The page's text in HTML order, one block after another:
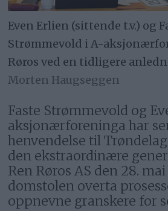
Even Erlien (sittende t.v.) og
Strømmevold i A-
Røros ved en tidligere
Morten Haugseggen
Faste Strømmevold og
aksjonærforeninga har
henvendelse til
den ekstraordinære
Ren Røros AS den 28.
domstolen overta
oppnevne granskere for